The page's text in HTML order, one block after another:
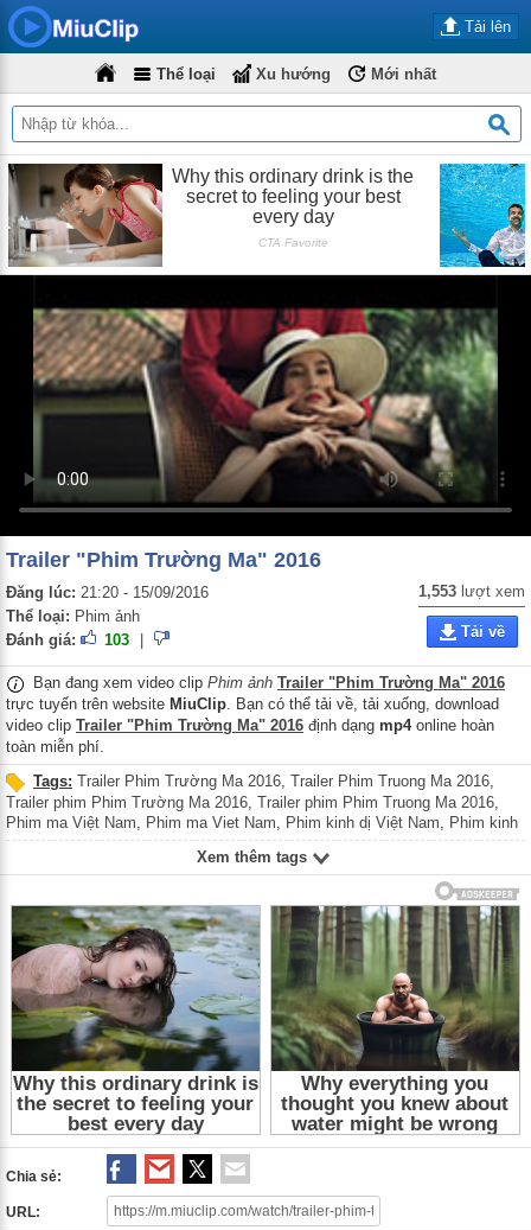
Tải lên
Thể loại Xu hướng Mới nhất
Trailer "Phim Trường Ma" 2016
Đăng lúc: 21:20 - 15/09/2016
Thể loại: Phim ảnh
Đánh giá:
103
1,553 lượt xem
Tải về
Bạn đang xem video clip Phim ảnh Trailer "Phim Trường Ma" 2016
trực tuyến trên website MiuClip. Bạn có thể tải về, tải xuống, download
video clip Trailer "Phim Trường Ma" 2016 định dạng mp4online hoàn
toàn miễn phí.
Tags: Trailer Phim Trường Ma 2016, Trailer Phim Truong Ma 2016,
Trailer phim Phim Trường Ma 2016 Trailer phim Phim Truong Ma 2016
Phim ma Việt Nam
Phim ma Viet Nam Phim kinh dị Việt Nam
Phim kinh
di Viet Nam
Xem thêm tags
Chia sẻ:
URL: